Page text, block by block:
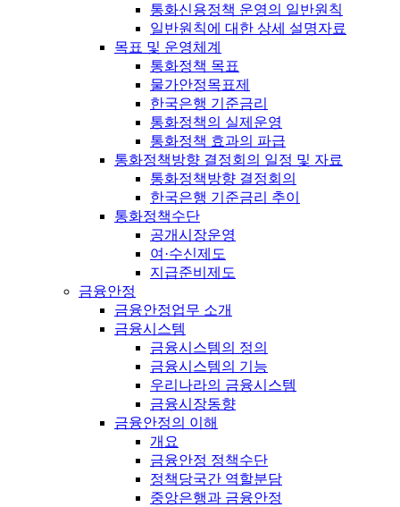
통화신용정책 운영의 일반원칙
일반원칙에 대한 상세 설명자료
목표 및 운영체계
통화정책 목표
물가안정목표제
한국은행 기준금리
통화정책의 실제운영
통화정책 효과의 파급
통화정책방향 결정회의 일정 및 자료
통화정책방향 결정회의
한국은행 기준금리 추이
통화정책수단
공개시장운영
여·수신제도
지급준비제도
금융안정
금융안정업무 소개
금융시스템
금융시스템의 정의
금융시스템의 기능
우리나라의 금융시스템
금융시장동향
금융안정의 이해
개요
금융안정 정책수단
정책당국간 역할분담
중앙은행과 금융안정